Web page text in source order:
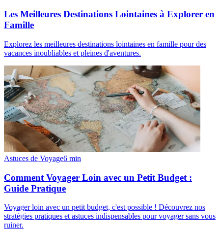
Les Meilleures Destinations Lointaines à Explorer en
Famille
Explorez les meilleures destinations lointaines en famille pour des
vacances inoubliables et pleines d'aventures.
Astuces de Voyage6 min
Comment Voyager Loin avec un Petit Budget :
Guide Pratique
Voyager loin avec un petit budget, c'est possible ! Découvrez nos
stratégies pratiques et astuces indispensables pour voyager sans vous
ruiner.